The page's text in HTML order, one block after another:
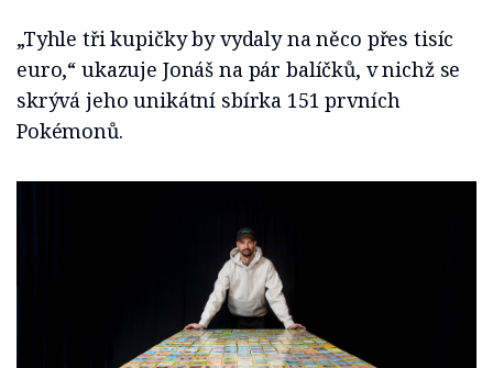
„Tyhle tři kupičky by vydaly na něco přes tisíc
euro,“ ukazuje Jonáš na pár balíčků, v nichž se
skrývá jeho unikátní sbírka 151 prvních
Pokémonů.